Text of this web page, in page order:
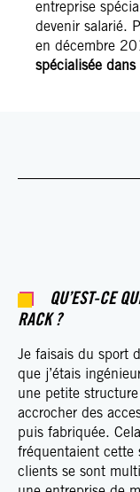
entreprise
devenir salarié.
en décembre
spécialisée
QU’EST-CE
RACK ?
Je faisais du sport
que j’étais
une petite
accrocher des
puis fabriquée.
fréquentaient cette
clients se sont